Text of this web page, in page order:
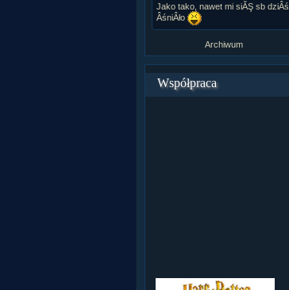
Jako tako, nawet mi siĂŞ sb dziÂś
ÂśniÂło
Archiwum
Współpraca